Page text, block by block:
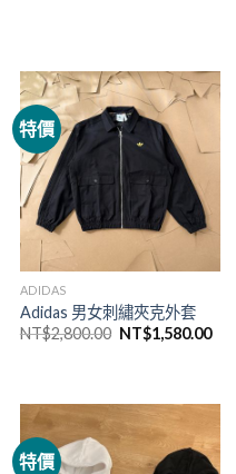
特價
ADIDAS
Adidas 男女刺繡夾克外套
NT$2,800.00 NT$1,580.00
特價